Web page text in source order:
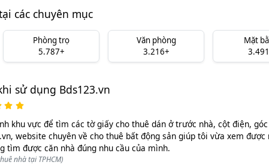
các chuyên mục
Phòng trọ
5.787+
Văn phòng
3.216+
Mặt
sử dụng Bds123.vn
khu vực để tìm các tờ giấy cho thuê dán ở trước nhà, cột điện,
website chuyên về cho thuê bất động sản giúp tôi vừa xem được
tìm được căn nhà đúng nhu cầu của mình.
nhà tại TPHCM)